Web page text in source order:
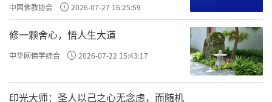
信正行，坚决抵制佛教商业化不良风气，以清净教
风、优良作风、良好形象展现锡林郭勒盟佛教界精神
风貌，积极为铸牢中华民族共同体意识、推动全盟经
济社会高质量发展贡献佛教智慧和力量。
中国佛教协会 2026-07-27 16:25:59
修一颗舍心，悟人生大道
中华网佛学综合 2026-07-22 15:43:17
印光大师：圣人以己之心无念虑，而随机